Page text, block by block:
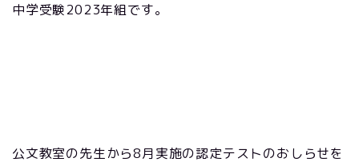
中学受験2023年組です。
公文教室の先生から8月実施の認定テストのおしらせを